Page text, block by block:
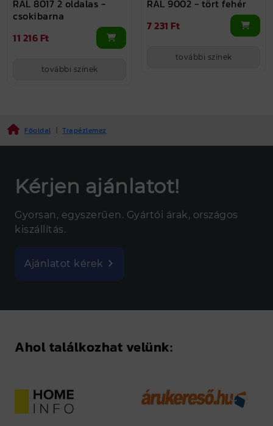
RAL 8017 2 oldalas -
csokibarna
11 216 Ft
további színek
RAL 9002 - tört fehér
7 231 Ft
további színek
Főoldal | Trapézlemez
Kérjen ajánlatot!
Gyorsan, egyszerűen. Gyártói árak, országos
kiszállítás.
Ajánlatot kérek
Ahol találkozhat velünk: